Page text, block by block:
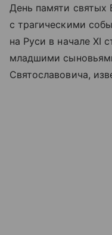
День памяти святых
с трагическими
на Руси в начале XI
младшими
Святославовича,